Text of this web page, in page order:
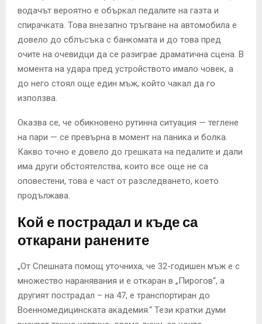
водачът вероятно е объркал педалите на газта и
спирачката. Това внезапно тръгване на автомобила е
довело до сблъсъка с банкомата и до това пред
очите на очевидци да се разиграе драматична сцена. В
момента на удара пред устройството имало човек, а
до него стоял още един мъж, който чакал да го
използва.
Оказва се, че обикновено рутинна ситуация — теглене
на пари — се превърна в момент на паника и болка.
Какво точно е довело до грешката на педалите и дали
има други обстоятелства, които все още не са
оповестени, това е част от разследването, което
продължава.
Кой е пострадал и къде са
откарани ранените
„От Спешната помощ уточниха, че 32-годишен мъж е с
множество наранявания и е откаран в „Пирогов“, а
другият пострадал – на 47, е транспортиран до
Военномедицинската академия.“ Тези кратки думи